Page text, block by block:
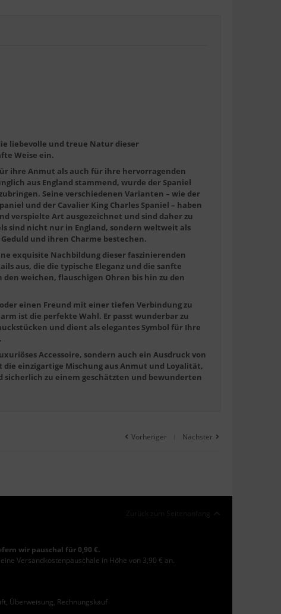
liebevolle und treue Natur dieser
Weise ein.
ihre Anmut als auch für ihre hervorragenden
aus England stammend, wurde der Spaniel
Seine verschiedenen Varianten – wie der
und der Cavalier King Charles Spaniel – haben
verspielte Art ausgezeichnet und sind daher zu
sind nicht nur in England, sondern weltweit als
und ihren Charme bestechen.
exquisite Nachbildung dieser faszinierenden
aus, die die typische Eleganz und die sanfte
weichen, flauschigen Ohren bis hin zu den
einen Freund mit einer tiefen Verbindung zu
ist die perfekte Wahl. Er passt wunderbar zu
und dient als elegantes Symbol für Ihre
Accessoire, sondern auch ein Ausdruck von
einzigartige Mischung aus Anmut und Loyalität,
sicherlich zu einem geschätzten und bewunderten
Vorheriger Nächster
wir pauschal für 0,90 €.
Versandkostenpauschale in Höhe von 3,90 € an.
Überweisung, Rechnungskauf